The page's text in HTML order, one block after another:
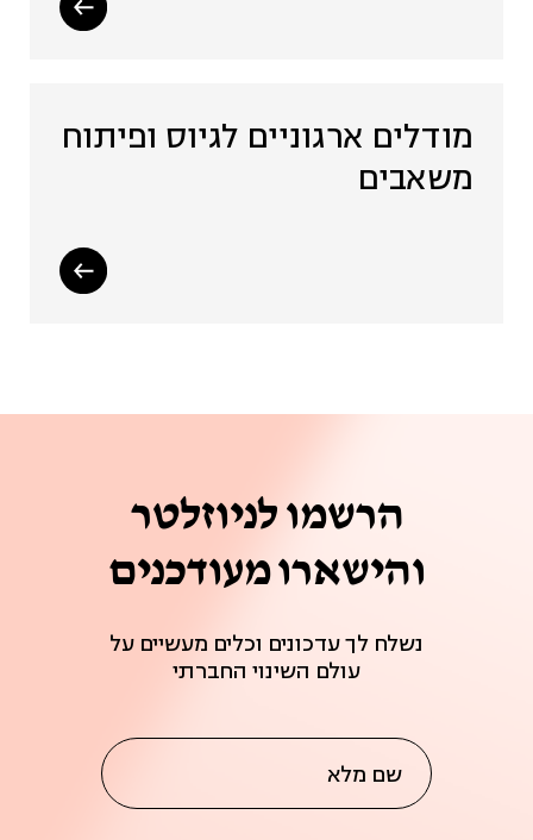
מודלים ארגוניים לגיוס ופיתוח
משאבים
הרשמו לניוזלטר
והישארו מעודכנים
נשלח לך עדכונים וכלים מעשיים על
עולם השינוי החברתי
שם מלא